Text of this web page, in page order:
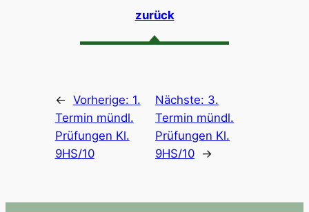
zurück
← Vorherige: 1.
Termin mündl.
Prüfungen Kl.
9HS/10
Nächste: 3.
Termin mündl.
Prüfungen Kl.
9HS/10 →